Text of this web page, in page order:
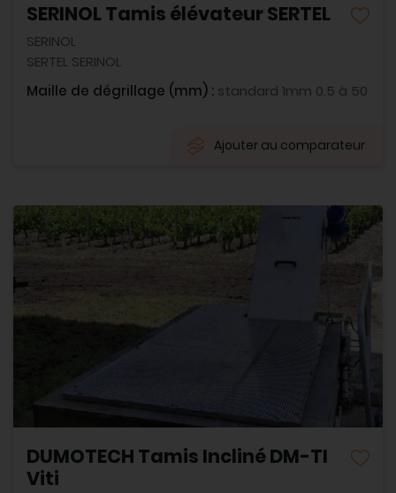
SERINOL Tamis élévateur SERTEL
SERINOL
SERTEL SERINOL
Maille de dégrillage (mm) : standard 1mm 0.5 à 50
Ajouter au comparateur
DUMOTECH Tamis Incliné DM-TI
Viti